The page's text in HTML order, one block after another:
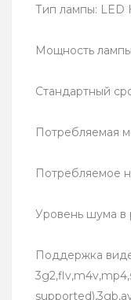
Тип лампы: LED
Мощность
Стандартный
Потребляемая
Потребляемое
Уровень шума в
Поддержка